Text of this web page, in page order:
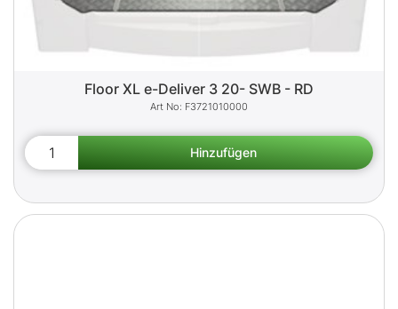
Floor XL e-Deliver 3 20- SWB - RD
F3721010000